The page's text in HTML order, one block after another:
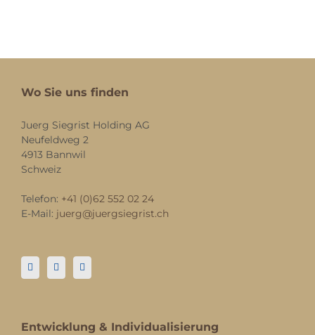
Wo Sie uns finden
Juerg Siegrist Holding AG
Neufeldweg 2
4913 Bannwil
Schweiz
Telefon: +41 (0)62 552 02 24
E-Mail: juerg@juergsiegrist.ch
Entwicklung & Individualisierung